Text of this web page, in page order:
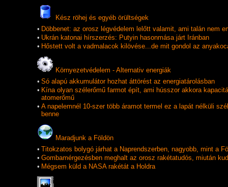
Kész röhej és egyéb örültségek
• Döbbenet: az orosz légvédelem lelőtt valamit, ami talán nem
• Ukrán katonai hírszerzés: Putyin hasonmása járt Iránban
• Hőstett volt a vadmalacok kilövése...de mit gondol az
Környezetvédelem - Alternativ energiák
• Só alapú akkumulátor hozhat áttörést az energiatárolásban
• Kína olyan szélerőmű farmot épít, ami hússzor akkora
atomerőmű
• A napelemnél 10-szer több áramot termel ez a lapát nélküli
benne
Maradjunk a Földön
• Titokzatos bolygó járhat a Naprendszerben, nagyobb, mint a
• Gombamérgezésben meghalt az orosz rakétatudós, miután
• Mégsem küld a NASA rakétát a Holdra